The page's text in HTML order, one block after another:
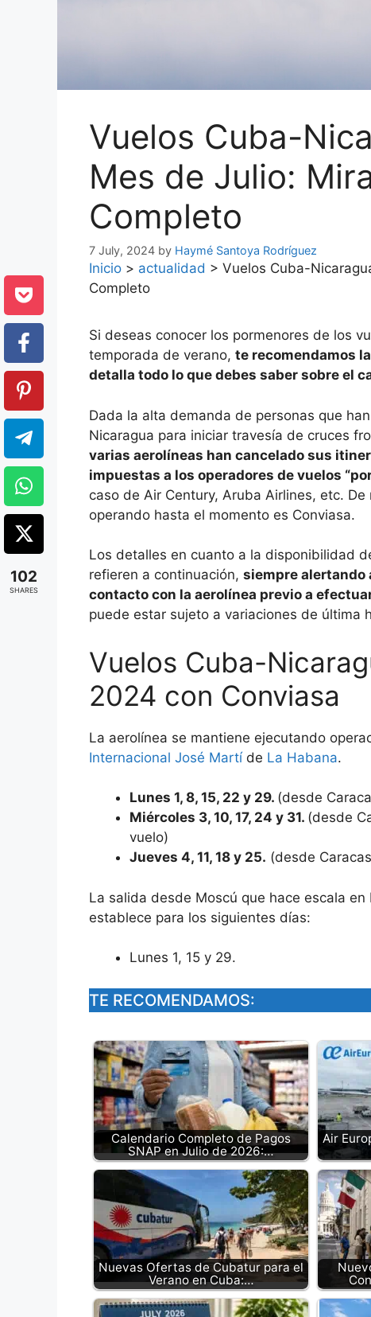
Vuelos Cuba-
Mes de Julio:
Completo
7 July, 2024 by Haymé Santoya Rodríguez
Inicio > actualidad > Vuelos Cuba-
Completo
Si deseas conocer los pormenores de los
temporada de verano, te recomendamos
detalla todo lo que debes saber sobre el
Dada la alta demanda de personas que
Nicaragua para iniciar travesía de cruces
varias aerolíneas han cancelado sus
impuestas a los operadores de vuelos
caso de Air Century, Aruba Airlines, etc.
operando hasta el momento es Conviasa.
Los detalles en cuanto a la disponibilidad
refieren a continuación, siempre alertando
contacto con la aerolínea previo a
puede estar sujeto a variaciones de última
Vuelos Cuba-
2024 con Conviasa
La aerolínea se mantiene ejecutando
Internacional José Martíde La Habana.
Lunes 1, 8, 15, 22 y 29. (desde
Miércoles 3, 10, 17, 24 y 31. (desde
vuelo)
Jueves 4, 11, 18 y 25. (desde
La salida desde Moscú que hace escala
establece para los siguientes días:
Lunes 1, 15 y 29.
TE RECOMENDAMOS:
Calendario Completo de Pagos
SNAP en Julio de 2026:…
Air
Nuevas Ofertas de Cubatur para el
Verano en Cuba:…
102
SHARES